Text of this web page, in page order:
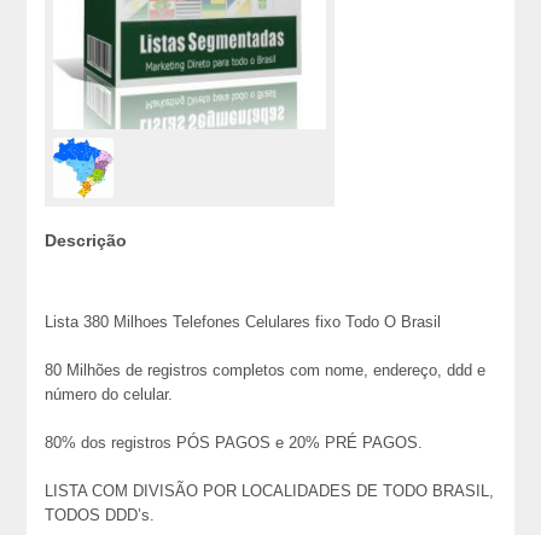
Descrição
Lista 380 Milhoes Telefones Celulares fixo Todo O Brasil
80 Milhões de registros completos com nome, endereço, ddd e
número do celular.
80% dos registros PÓS PAGOS e 20% PRÉ PAGOS.
LISTA COM DIVISÃO POR LOCALIDADES DE TODO BRASIL,
TODOS DDD’s.